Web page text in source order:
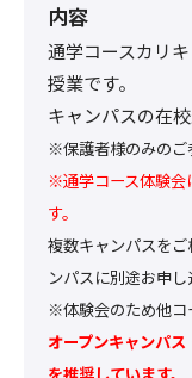
内容
通学コースカリ
授業です。
キャンパスの在
※保護者様のみのご
※通学コース体験会
す。
複数キャンパスを
ンパスに別途お申し
※体験会のため他コ
オープンキャンパ